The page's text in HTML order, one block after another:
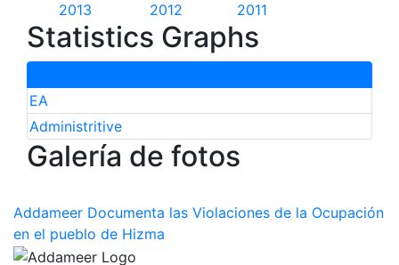
2013
2012
2011
Statistics Graphs
EA
Administritive
Galería de fotos
Addameer Documenta las Violaciones de la Ocupación
en el pueblo de Hizma